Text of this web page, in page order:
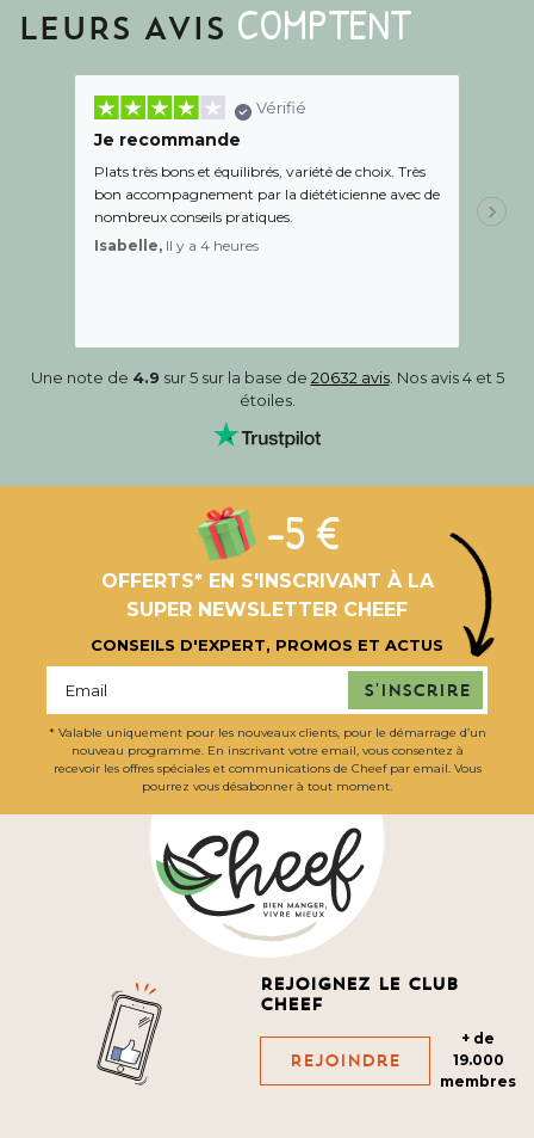
LEURS AVIS COMPTENT
Vérifié
Je recommande
Plats très bons et équilibrés, variété de choix. Très
bon accompagnement par la diététicienne avec de
nombreux conseils pratiques.
Isabelle, Il y a 4 heures
de l
aidé
Une note de 4.9 sur 5 sur la base de 20632 avis. Nos avis 4 et 5
étoiles.
-5 €
OFFERTS* EN S'INSCRIVANT À LA
SUPER NEWSLETTER CHEEF
CONSEILS D'EXPERT, PROMOS ET ACTUS
S'inscrire
* Valable uniquement pour les nouveaux clients, pour le démarrage d’un
nouveau programme. En inscrivant votre email, vous consentez à
recevoir les offres spéciales et communications de Cheef par email. Vous
pourrez vous désabonner à tout moment.
Rejoignez le club
cheef
Rejoindre
+ de
19.000
membres